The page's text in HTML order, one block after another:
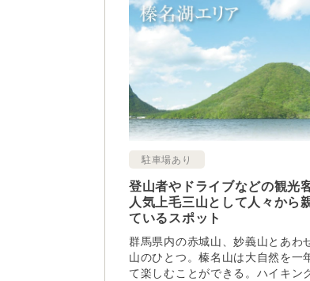
駐車場あり
登山者やドライブなどの観光
人気上毛三山として人々から
ているスポット
群馬県内の赤城山、妙義山とあわ
山のひとつ。榛名山は大自然を一
て楽しむことができる。ハイキン